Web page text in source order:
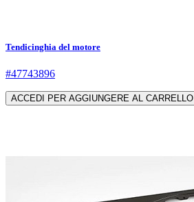
Tendicinghia del motore
#47743896
ACCEDI PER AGGIUNGERE AL CARRELLO